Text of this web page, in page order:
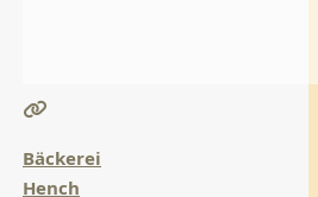
Bäckerei
Hench